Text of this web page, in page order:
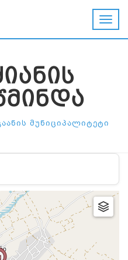
ᲛᲣᲜᲘᲪᲘᲞᲐᲚᲘᲢᲔᲢᲘ